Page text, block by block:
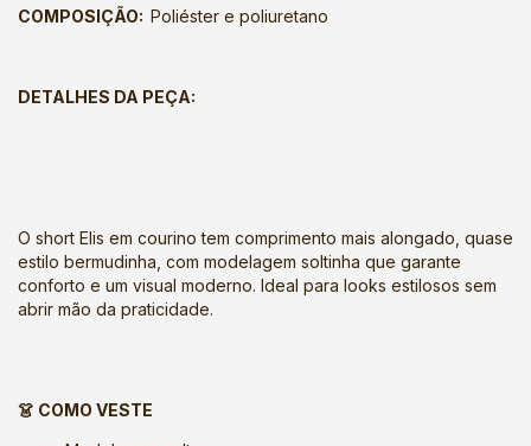
COMPOSIÇÃO: Poliéster e poliuretano
DETALHES DA PEÇA:
O short Elis em courino tem comprimento mais alongado, quase
estilo bermudinha, com modelagem soltinha que garante
conforto e um visual moderno. Ideal para looks estilosos sem
abrir mão da praticidade.
👗 COMO VESTE